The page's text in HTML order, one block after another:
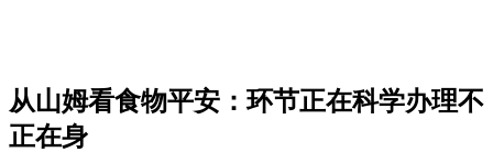
从山姆看食物平安：环节正在科学办理不
正在身